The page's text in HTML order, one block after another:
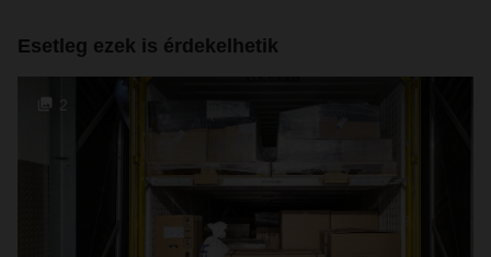
Esetleg ezek is érdekelhetik
2